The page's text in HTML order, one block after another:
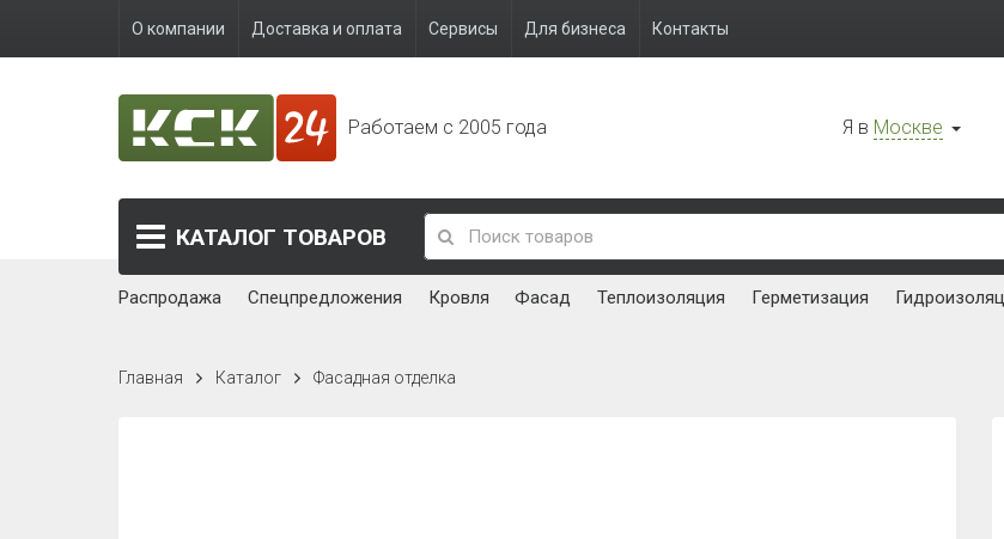
О компании Доставка и оплата Сервисы Для бизнеса Контакты
Работаем с 2005 года Я в Москве
КАТАЛОГ ТОВАРОВ
Распродажа Спецпредложения Кровля Фасад Теплоизоляция Герметизация
Главная Каталог Фасадная отделка